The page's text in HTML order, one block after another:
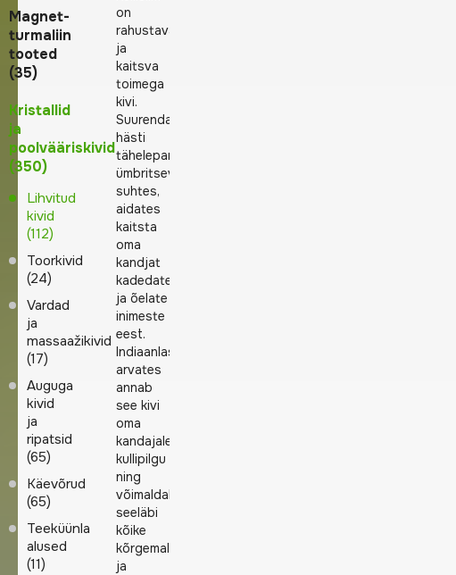
on
rahustava
ja
kaitsva
toimega
kivi.
Suurendab
hästi
tähelepanuvõimet
ümbritseva
suhtes,
aidates
kaitsta
oma
kandjat
kadedate
ja õelate
inimeste
eest.
Indiaanlaste
arvates
annab
see kivi
oma
kandajale
kullipilgu
ning
võimaldab
seeläbi
kõike
kõrgemalt
ja
Magnet-
turmaliin
tooted
(35)
Kristallid
ja
poolvääriskivid
(350)
Lihvitud
kivid
(112)
Toorkivid
(24)
Vardad
ja
massaažikivid
(17)
Auguga
kivid
ja
ripatsid
(65)
Käevõrud
(65)
Teeküünla
alused
(11)